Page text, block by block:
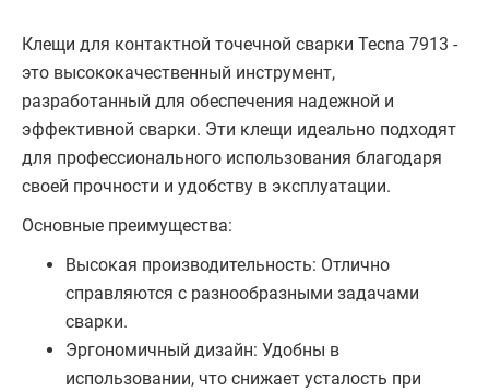
Клещи для контактной точечной сварки Tecna 7913 -
это высококачественный инструмент,
разработанный для обеспечения надежной и
эффективной сварки. Эти клещи идеально подходят
для профессионального использования благодаря
своей прочности и удобству в эксплуатации.
Основные преимущества:
Высокая производительность: Отлично
справляются с разнообразными задачами
сварки.
Эргономичный дизайн: Удобны в
использовании, что снижает усталость при